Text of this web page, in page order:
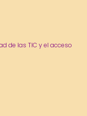
de las TIC y el acceso